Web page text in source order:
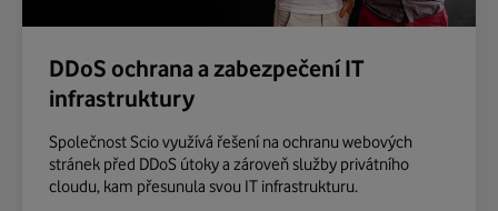
DDoS ochrana a zabezpečení IT
infrastruktury
Společnost Scio využívá řešení na ochranu webových
stránek před DDoS útoky a zároveň služby privátního
cloudu, kam přesunula svou IT infrastrukturu.